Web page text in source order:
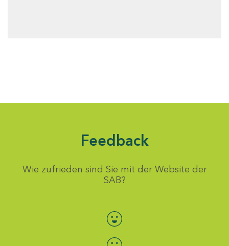
Feedback
Wie zufrieden sind Sie mit der Website der
SAB?
Bewertung auswählen